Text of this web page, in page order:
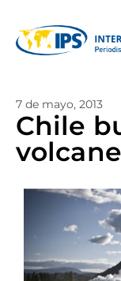
7 de mayo, 2013
Chile